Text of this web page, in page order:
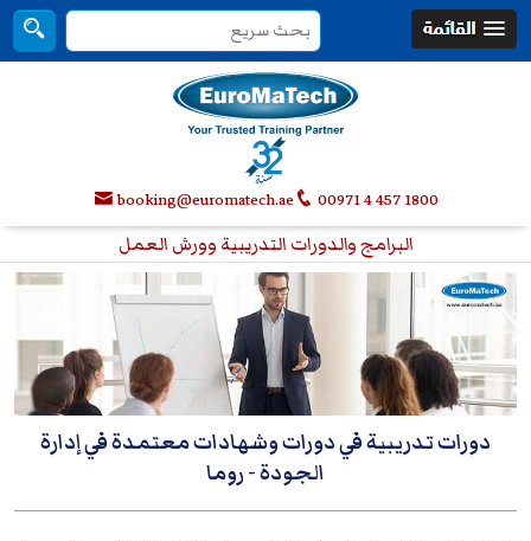
00971 4 457 1800
booking@euromatech.ae
البرامج والدورات التدريبية وورش العمل
دورات تدريبية في دورات وشهادات معتمدة في إدارة
الجودة- روما